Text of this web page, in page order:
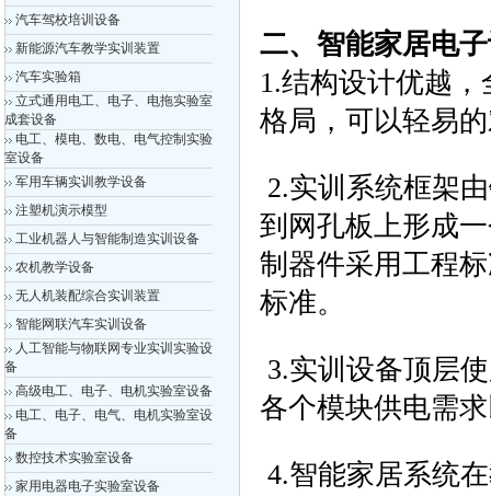
汽车驾校培训设备
新能源汽车教学实训装置
汽车实验箱
立式通用电工、电子、电拖实验室
成套设备
电工、模电、数电、电气控制实验
室设备
军用车辆实训教学设备
注塑机演示模型
工业机器人与智能制造实训设备
农机教学设备
无人机装配综合实训装置
智能网联汽车实训设备
人工智能与物联网专业实训实验设
备
高级电工、电子、电机实验室设备
电工、电子、电气、电机实验室设
备
数控技术实验室设备
家用电器电子实验室设备
二、智能家居电
1.结构设计优越
格局，可以轻易
2.实训系统框架
到网孔板上形成
制器件采用工程
标准。
3.实训设备顶层
各个模块供电需
4.智能家居系统